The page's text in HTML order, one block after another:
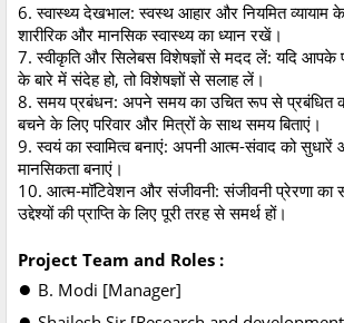
6. स्वास्थ्य देखभाल: स्वस्थ आहार और नियमित व्यायाम
शारीरिक और मानसिक स्वास्थ्य का ध्यान रखें।
7. स्वीकृति और सिलेबस विशेषज्ञों से मदद लें: यदि आपके
के बारे में संदेह हो, तो विशेषज्ञों से सलाह लें।
8. समय प्रबंधन: अपने समय का उचित रूप से
बचने के लिए परिवार और मित्रों के साथ समय बिताएं।
9. स्वयं का स्वामित्व बनाएं: अपनी आत्म-संवाद को
मानसिकता बनाएं।
10. आत्म-मॉटिवेशन और संजीवनी: संजीवनी प्रेरणा का
उद्देश्यों की प्राप्ति के लिए पूरी तरह से समर्थ हों।
Project Team and Roles :
● B. Modi [Manager]